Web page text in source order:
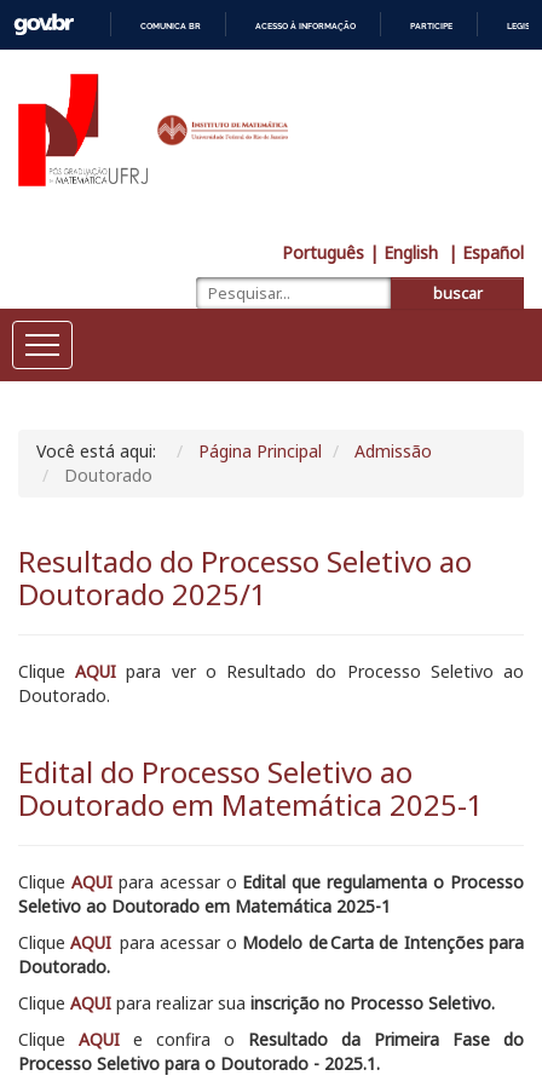
COMUNICA BR ACESSO À INFORMAÇÃO PARTICIPE
Português | English | Español
buscar
Você está aqui: Página Principal
Admissão
Doutorado
Resultado do Processo Seletivo ao
Doutorado 2025/1
CliqueAQUI para ver o Resultado do Processo Seletivo ao
Doutorado.
Edital do Processo Seletivo ao
Doutorado em Matemática 2025-1
Clique AQUIpara acessar o Edital que regulamenta o Processo
Seletivo ao Doutorado em Matemática 2025-1
CliqueAQUI para acessar o Modelo de Carta de Intenções para
Doutorado.
Clique AQUI para realizar sua inscrição no Processo Seletivo.
Clique AQUI e confira o Resultado da Primeira Fase do
Processo Seletivo para o Doutorado - 2025.1.